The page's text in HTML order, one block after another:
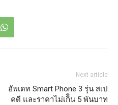
Next article
อัพเดท Smart Phone 3 รุ่น สเป
คดี และราคาไม่เกิิน 5 พันบาท